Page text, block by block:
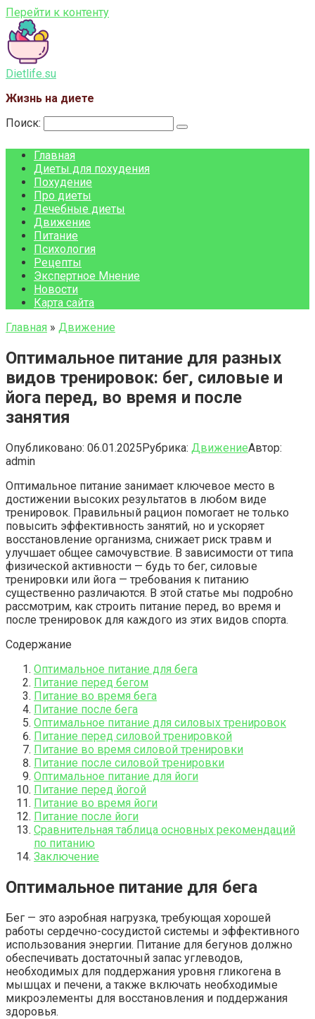
Перейти к контенту
Dietlife.su
Жизнь на диете
Поиск:
Главная
Диеты для похудения
Похудение
Про диеты
Лечебные диеты
Движение
Питание
Психология
Рецепты
Экспертное Мнение
Новости
Карта сайта
Главная » Движение
Оптимальное питание для разных
видов тренировок: бег, силовые и
йога перед, во время и после
занятия
Опубликовано: 06.01.2025Рубрика: ДвижениеАвтор:
admin
Оптимальное питание занимает ключевое место в
достижении высоких результатов в любом виде
тренировок. Правильный рацион помогает не только
повысить эффективность занятий, но и ускоряет
восстановление организма, снижает риск травм и
улучшает общее самочувствие. В зависимости от типа
физической активности — будь то бег, силовые
тренировки или йога — требования к питанию
существенно различаются. В этой статье мы подробно
рассмотрим, как строить питание перед, во время и
после тренировок для каждого из этих видов спорта.
Содержание
Оптимальное питание для бега
Питание перед бегом
Питание во время бега
Питание после бега
Оптимальное питание для силовых тренировок
Питание перед силовой тренировкой
Питание во время силовой тренировки
Питание после силовой тренировки
Оптимальное питание для йоги
Питание перед йогой
Питание во время йоги
Питание после йоги
Сравнительная таблица основных рекомендаций
по питанию
Заключение
Оптимальное питание для бега
Бег — это аэробная нагрузка, требующая хорошей
работы сердечно-сосудистой системы и эффективного
использования энергии. Питание для бегунов должно
обеспечивать достаточный запас углеводов,
необходимых для поддержания уровня гликогена в
мышцах и печени, а также включать необходимые
микроэлементы для восстановления и поддержания
здоровья.